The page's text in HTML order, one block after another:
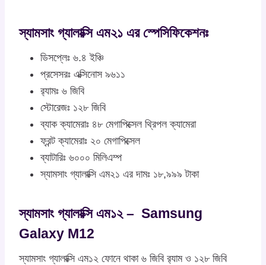
স্যামসাং গ্যালাক্সি এম২১ এর স্পেসিফিকেশনঃ
ডিসপ্লেঃ ৬.৪ ইঞ্চি
প্রসেসরঃ এক্সিনোস ৯৬১১
র‍্যামঃ ৬ জিবি
স্টোরেজঃ ১২৮ জিবি
ব্যাক ক্যামেরাঃ ৪৮ মেগাপিক্সেল থ্রিপল ক্যামেরা
ফ্রন্ট ক্যামেরাঃ ২০ মেগাপিক্সেল
ব্যাটারিঃ ৬০০০ মিলিএম্প
স্যামসাং গ্যালাক্সি এম২১ এর দামঃ ১৮,৯৯৯ টাকা
স্যামসাং গ্যালাক্সি এম১২ – Samsung
Galaxy M12
স্যামসাং গ্যালাক্সি এম১২ ফোনে থাকা ৬ জিবি র‍্যাম ও ১২৮ জিবি